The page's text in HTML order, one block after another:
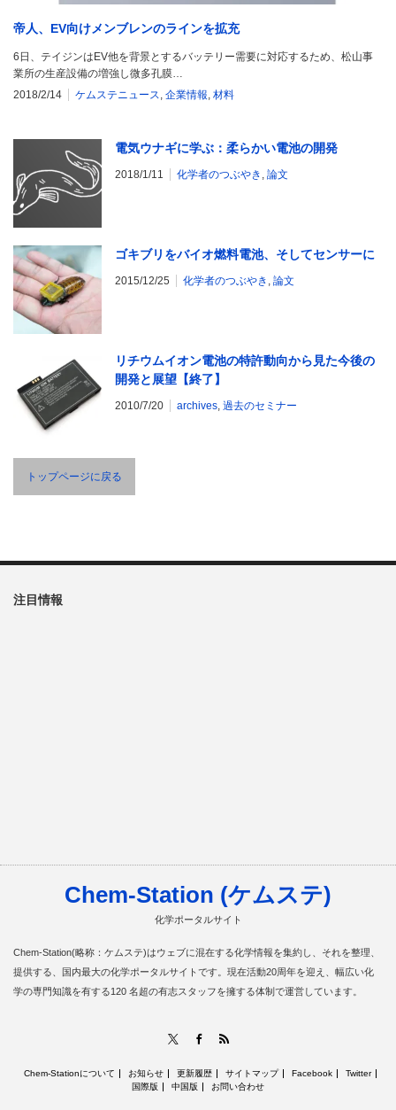
帝人、EV向けメンブレンのラインを拡充
6日、テイジンはEV他を背景とするバッテリー需要に対応するため、松山事
業所の生産設備の増強し微多孔膜…
2018/2/14
ケムステニュース, 企業情報, 材料
電気ウナギに学ぶ：柔らかい電池の開発
2018/1/11 化学者のつぶやき , 論文
ゴキブリをバイオ燃料電池、そしてセンサーに
2015/12/25 化学者のつぶやき , 論文
リチウムイオン電池の特許動向から見た今後の
開発と展望【終了】
2010/7/20 archives, 過去のセミナー
トップページに戻る
注目情報
Chem-Station (ケムステ)
化学ポータルサイト
Chem-Station(略称：ケムステ)はウェブに混在する化学情報を集約し、それを整理、
提供する、国内最大の化学ポータルサイトです。現在活動20周年を迎え、幅広い化
学の専門知識を有する120 名超の有志スタッフを擁する体制で運営しています。
Facebook
Chem-Stationについて お知らせ 更新履歴 サイトマップ Facebook
Twitter
国際版
中国版 お問い合わせ